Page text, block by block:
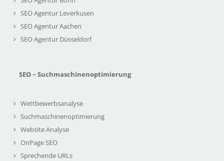
SEO Agentur Leverkusen
SEO Agentur Aachen
SEO Agentur Düsseldorf
SEO – Suchmaschinenoptimierung
Wettbewerbsanalyse
Suchmaschinenoptimierung
Website Analyse
OnPage SEO
Sprechende URLs